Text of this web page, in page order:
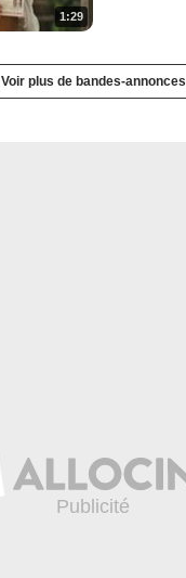
1:29
Voir plus de bandes-annonces